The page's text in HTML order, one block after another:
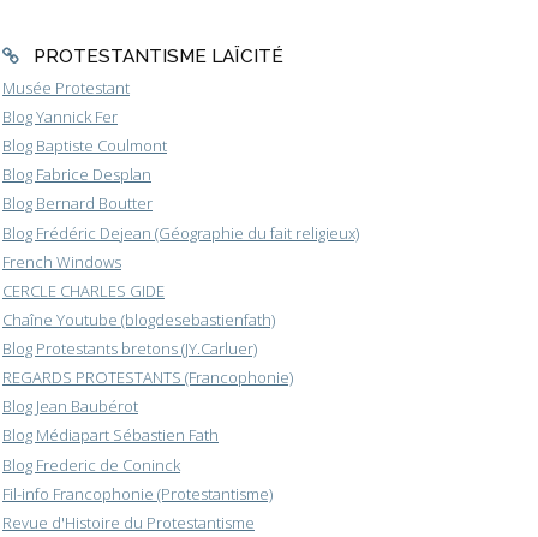
PROTESTANTISME LAÏCITÉ
Musée Protestant
Blog Yannick Fer
Blog Baptiste Coulmont
Blog Fabrice Desplan
Blog Bernard Boutter
Blog Frédéric Dejean (Géographie du fait religieux)
French Windows
CERCLE CHARLES GIDE
Chaîne Youtube (blogdesebastienfath)
Blog Protestants bretons (JY.Carluer)
REGARDS PROTESTANTS (Francophonie)
Blog Jean Baubérot
Blog Médiapart Sébastien Fath
Blog Frederic de Coninck
Fil-info Francophonie (Protestantisme)
Revue d'Histoire du Protestantisme